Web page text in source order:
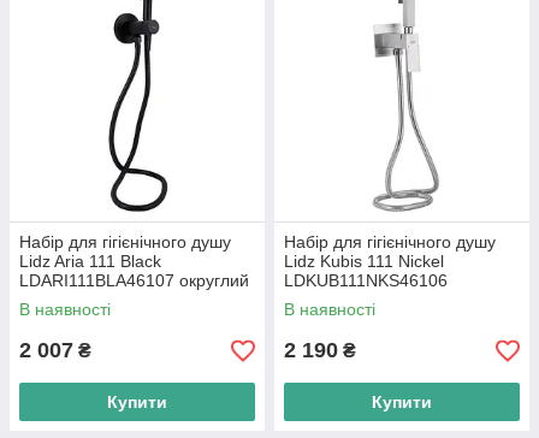
Набір для гігієнічного душу
Lidz Aria 111 Black
LDARI111BLA46107 округлий
В наявності
2 007 ₴
Купити
Набір для гігієнічного душу
Lidz Kubis 111 Nickel
LDKUB111NKS46106
прямокутний
В наявності
2 190 ₴
Купити